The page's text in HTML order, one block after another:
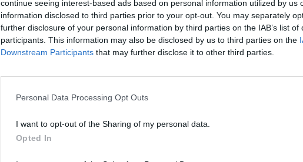
continue seeing interest-based ads based on personal information utilized by us
information disclosed to third parties prior to your opt-out. You may separately
further disclosure of your personal information by third parties on the IAB’s list of
participants. This information may also be disclosed by us to third parties on the
Downstream Participants that may further disclose it to other third parties.
Personal Data Processing Opt Outs
I want to opt-out of the Sharing of my personal data.
Opted In